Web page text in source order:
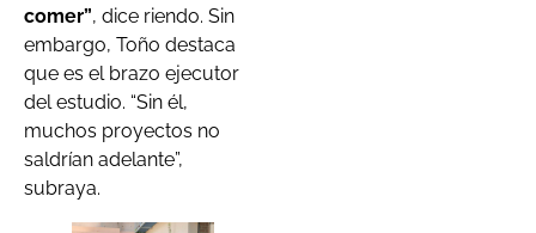
comer”, dice riendo. Sin
embargo, Toño destaca
que es el brazo ejecutor
del estudio. “Sin él,
muchos proyectos no
saldrían adelante”,
subraya.